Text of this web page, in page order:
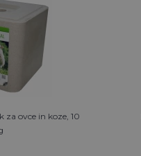
za ovce in koze, 10